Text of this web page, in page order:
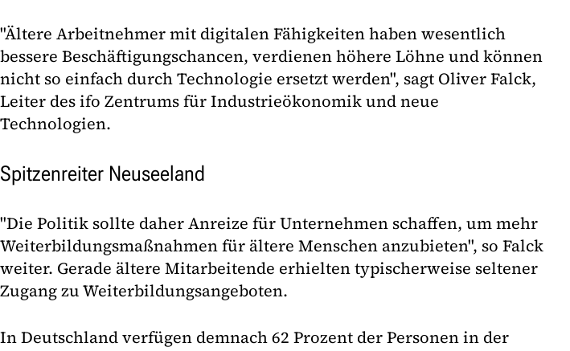
"Ältere Arbeitnehmer mit digitalen Fähigkeiten haben wesentlich
bessere Beschäftigungschancen, verdienen höhere Löhne und können
nicht so einfach durch Technologie ersetzt werden", sagt Oliver Falck,
Leiter des ifo Zentrums für Industrieökonomik und neue
Technologien.
Spitzenreiter Neuseeland
"Die Politik sollte daher Anreize für Unternehmen schaffen, um mehr
Weiterbildungsmaßnahmen für ältere Menschen anzubieten", so Falck
weiter. Gerade ältere Mitarbeitende erhielten typischerweise seltener
Zugang zu Weiterbildungsangeboten.
In Deutschland verfügen demnach 62 Prozent der Personen in der